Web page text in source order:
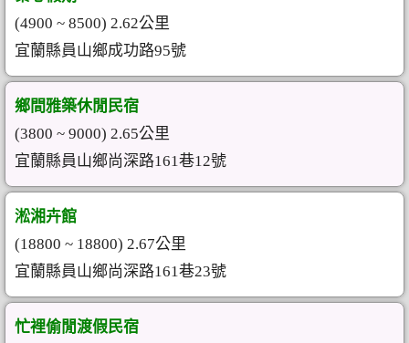
(4900 ~ 8500) 2.62公里
宜蘭縣員山鄉成功路95號
鄉間雅築休閒民宿
(3800 ~ 9000) 2.65公里
宜蘭縣員山鄉尚深路161巷12號
淞湘卉館
(18800 ~ 18800) 2.67公里
宜蘭縣員山鄉尚深路161巷23號
忙裡偷閒渡假民宿